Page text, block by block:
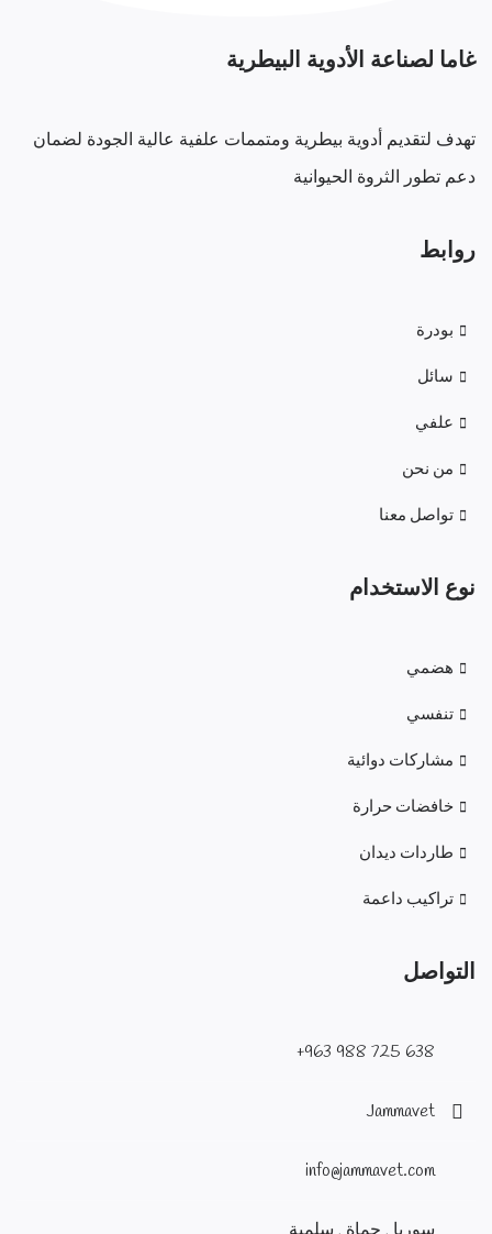
غاما لصناعة الأدوية البيطرية
تهدف لتقديم أدوية بيطرية ومتممات علفية عالية الجودة لضمان
دعم تطور الثروة الحيوانية
روابط
بودرة
سائل
علفي
من نحن
تواصل معنا
نوع الاستخدام
هضمي
تنفسي
مشاركات دوائية
خافضات حرارة
طاردات ديدان
تراكيب داعمة
التواصل
638 725 988 963+
Jammavet
info@jammavet.com